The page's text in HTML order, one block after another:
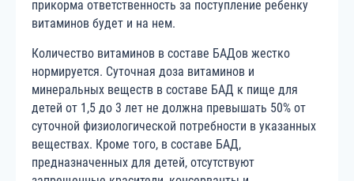
прикорма ответственность за поступление ребенку
витаминов будет и на нем.
Количество витаминов в составе БАДов жестко
нормируется. Суточная доза витаминов и
минеральных веществ в составе БАД к пище для
детей от 1,5 до 3 лет не должна превышать 50% от
суточной физиологической потребности в указанных
веществах. Кроме того, в составе БАД,
предназначенных для детей, отсутствуют